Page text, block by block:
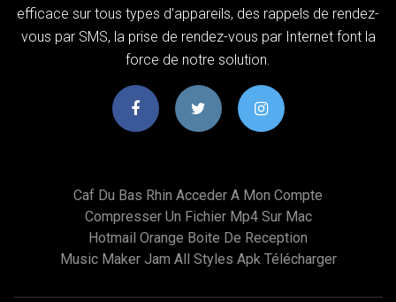
efficace sur tous types d'appareils, des rappels de rendez-
vous par SMS, la prise de rendez-vous par Internet font la
force de notre solution.
Caf Du Bas Rhin Acceder A Mon Compte
Compresser Un Fichier Mp4 Sur Mac
Hotmail Orange Boite De Reception
Music Maker Jam All Styles Apk Télécharger